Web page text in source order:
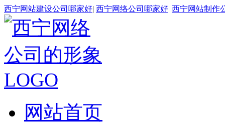
西宁网站建设公司哪家好| 西宁网络公司哪家好| 西宁网站制作
网站首页